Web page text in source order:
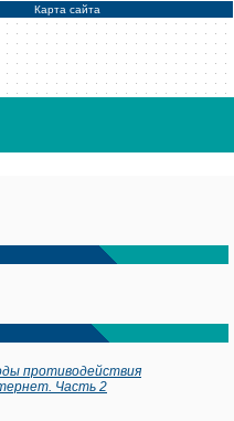
Карта сайта
противодействия
Часть 2